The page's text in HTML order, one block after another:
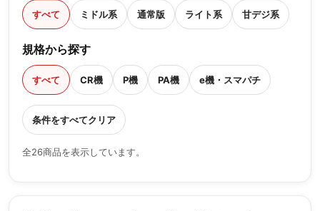
すべて ミドル系 通常版 ライト系 甘デジ系
規格から探す
すべて CR機 P機 PA機 e機・スマパチ
条件をすべてクリア
全26商品を表示しています。